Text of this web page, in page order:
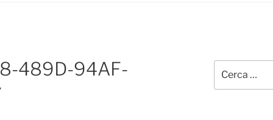
489D-94AF-